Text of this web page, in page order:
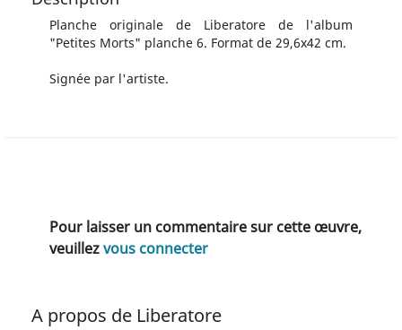
Planche originale de Liberatore de l'album
"Petites Morts" planche 6. Format de 29,6x42 cm.
Signée par l'artiste.
Pour laisser un commentaire sur cette œuvre,
veuillezvous connecter
A propos de Liberatore